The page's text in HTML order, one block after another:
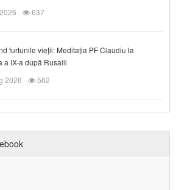
637
furtunile vieții: Meditația PF Claudiu la
a IX-a după Rusalii
2026
562